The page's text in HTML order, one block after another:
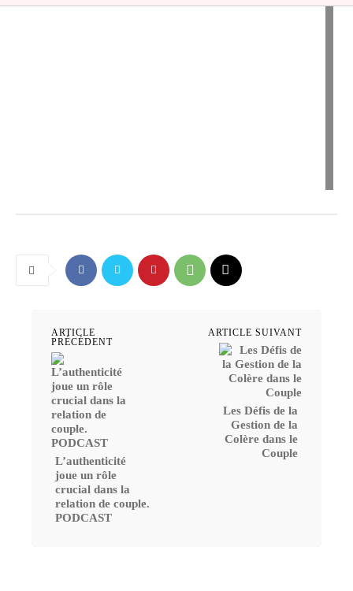
ARTICLE
PRÉCÉDENT
L’authenticité
joue un rôle
crucial dans la
relation de couple.
PODCAST
ARTICLE SUIVANT
Les Défis de la
Gestion de la
Colère dans le
Couple